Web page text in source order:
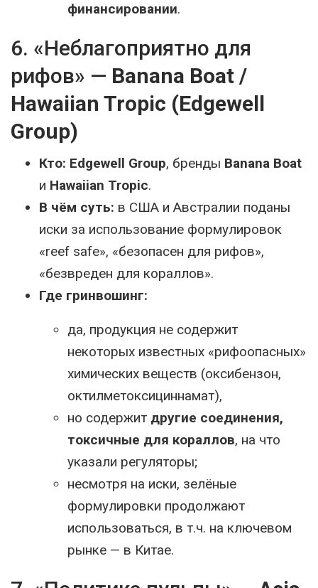
финансировании.
6. «Неблагоприятно для
рифов» — Banana Boat /
Hawaiian Tropic (Edgewell
Group)
Кто: Edgewell Group, бренды Banana Boat
и Hawaiian Tropic.
В чём суть: в США и Австралии поданы
иски за использование формулировок
«reef safe», «безопасен для рифов»,
«безвреден для кораллов».
Где гринвошинг:
да, продукция не содержит
некоторых известных «рифоопасных»
химических веществ (оксибензон,
октилметоксициннамат),
но содержит другие соединения,
токсичные для кораллов, на что
указали регуляторы;
несмотря на иски, зелёные
формулировки продолжают
использоваться, в т.ч. на ключевом
рынке — в Китае.